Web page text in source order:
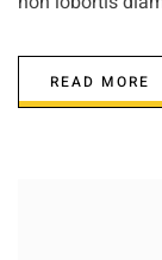
READ MORE